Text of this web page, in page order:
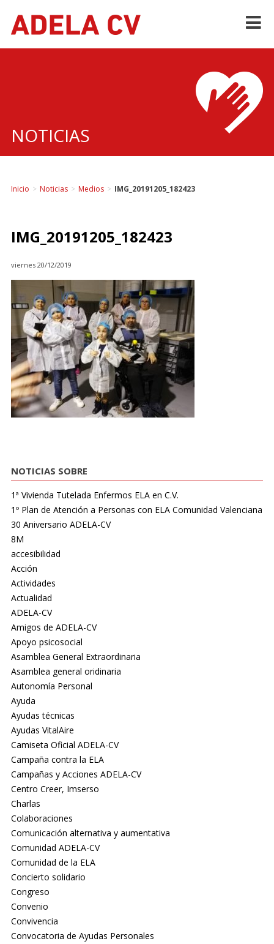
NOTICIAS
Inicio > Noticias > Medios > IMG_20191205_182423
IMG_20191205_182423
viernes 20/12/2019
NOTICIAS SOBRE
1ª Vivienda Tutelada Enfermos ELA en C.V.
1º Plan de Atención a Personas con ELA Comunidad Valenciana
30 Aniversario ADELA-CV
8M
accesibilidad
Acción
Actividades
Actualidad
ADELA-CV
Amigos de ADELA-CV
Apoyo psicosocial
Asamblea General Extraordinaria
Asamblea general oridinaria
Autonomía Personal
Ayuda
Ayudas técnicas
Ayudas VitalAire
Camiseta Oficial ADELA-CV
Campaña contra la ELA
Campañas y Acciones ADELA-CV
Centro Creer, Imserso
Charlas
Colaboraciones
Comunicación alternativa y aumentativa
Comunidad ADELA-CV
Comunidad de la ELA
Concierto solidario
Congreso
Convenio
Convivencia
Convocatoria de Ayudas Personales